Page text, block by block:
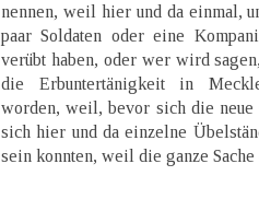
nennen, weil hier und da einmal,
paar Soldaten oder eine
verübt haben, oder wer wird
die Erbuntertänigkeit in
worden, weil, bevor sich die neue
sich hier und da einzelne
sein konnten, weil die ganze